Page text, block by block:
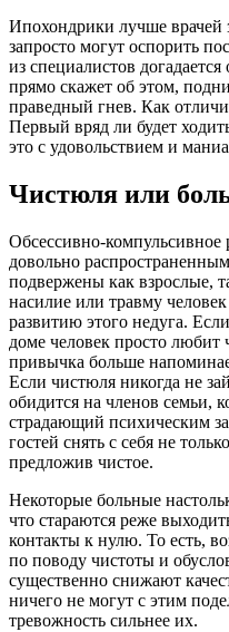
Ипохондрики лучше врачей
запросто могут оспорить
из специалистов
прямо скажет об этом,
праведный гнев. Как
Первый вряд ли будет
это с удовольствием и
Чистюля или
Обсессивно-компульсивное
довольно
подвержены как взрослые,
насилие или травму
развитию этого недуга.
доме человек просто любит
привычка больше
Если чистюля никогда не
обидится на членов семьи,
страдающий психическим
гостей снять с себя не
предложив чистое.
Некоторые больные
что стараются реже
контакты к нулю. То есть,
по поводу чистоты и
существенно снижают
ничего не могут с этим
тревожность сильнее их.